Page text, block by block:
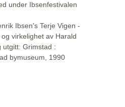
under Ibsenfestivalen
Ibsen's Terje Vigen -
virkelighet av Harald
utgitt: Grimstad :
bymuseum, 1990